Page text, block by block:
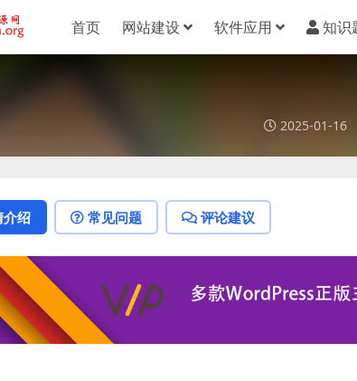
首页 网站建设 软件应用 知识
2025-01-16
介绍 常见问题 评论建议